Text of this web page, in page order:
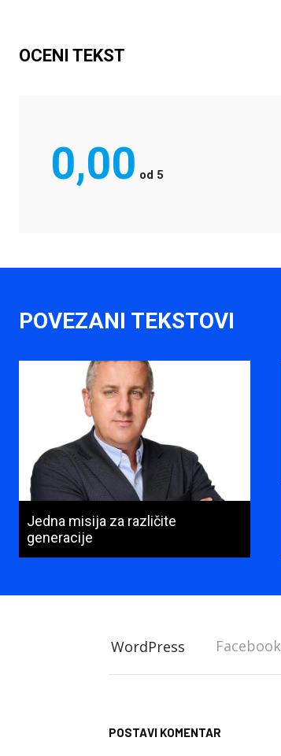
OCENI TEKST
0,00 od 5
POVEZANI TEKSTOVI
Jedna misija za različite
generacije
WordPress Facebook
POSTAVI KOMENTAR